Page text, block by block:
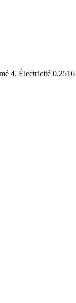
4. Électricité 0.2516